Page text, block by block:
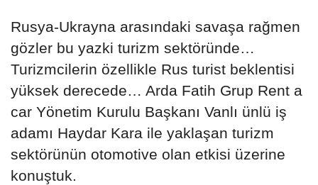
Rusya-Ukrayna arasındaki savaşa rağmen
gözler bu yazki turizm sektöründe…
Turizmcilerin özellikle Rus turist beklentisi
yüksek derecede… Arda Fatih Grup Rent a
car Yönetim Kurulu Başkanı Vanlı ünlü iş
adamı Haydar Kara ile yaklaşan turizm
sektörünün otomotive olan etkisi üzerine
konuştuk.